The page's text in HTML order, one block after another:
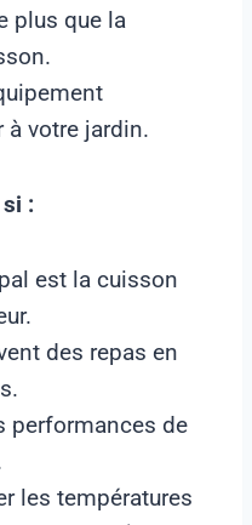
plus que la
à votre jardin.
:
est la cuisson
des repas en
performances de
les températures